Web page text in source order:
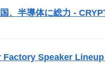
、半導体に総力 -
Factory Speaker